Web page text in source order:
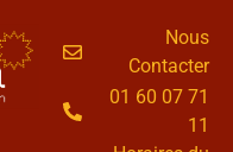
Nous
Contacter
01 60 07 71
11